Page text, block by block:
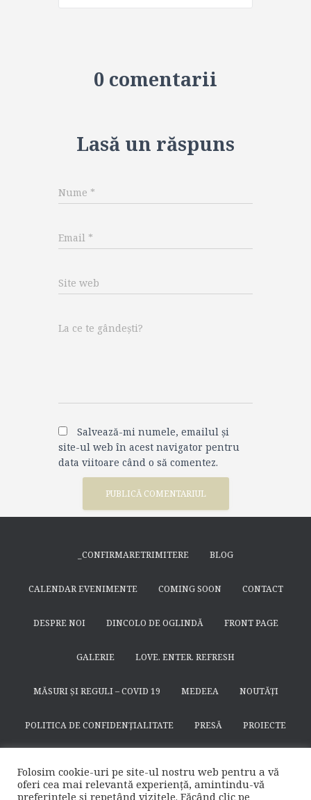
0 comentarii
Lasă un răspuns
Nume *
Email *
Site web
La ce te gândești?
Salvează-mi numele, emailul și
site-ul web în acest navigator pentru
data viitoare când o să comentez.
_CONFIRMARETRIMITERE BLOG
CALENDAR EVENIMENTE COMING SOON CONTACT
DESPRE NOI DINCOLO DE OGLINDĂ FRONT PAGE
GALERIE LOVE. ENTER. REFRESH
MĂSURI ȘI REGULI – COVID 19 MEDEEA NOUTĂȚI
POLITICA DE CONFIDENȚIALITATE PRESĂ PROIECTE
SUSȚINE TEATRULAPROPO.RO
Folosim cookie-uri pe site-ul nostru web pentru a vă
oferi cea mai relevantă experiență, amintindu-vă
preferințele și repetând vizitele. Făcând clic pe